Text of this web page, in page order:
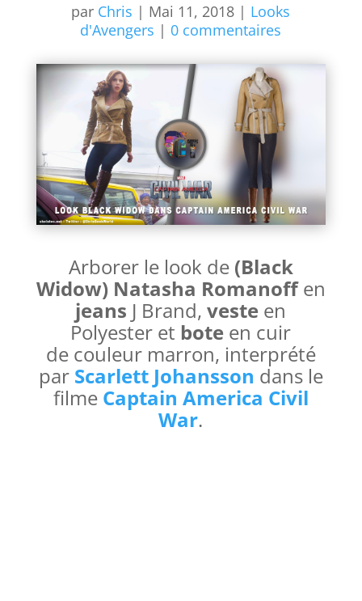
par Chris | Mai 11, 2018 | Looks
d'Avengers | 0 commentaires
Arborer le look de (Black
Widow) Natasha Romanoffen
jeans J Brand,veste en
Polyester et bote en cuir
decouleur marron, interprété
par Scarlett Johansson dans le
filme Captain America Civil
War.